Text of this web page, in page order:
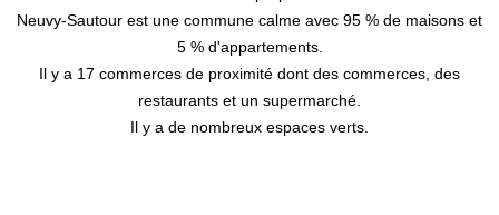
Neuvy-Sautour est une commune calme avec 95 % de maisons et
5 % d'appartements.
Il y a 17 commerces de proximité dont des commerces, des
restaurants et un supermarché.
Il y a de nombreux espaces verts.